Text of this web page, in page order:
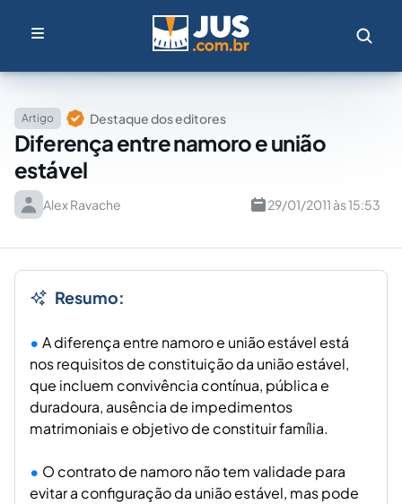
Artigo Destaque dos editores
Diferença entre namoro e união
estável
Alex Ravache 29/01/2011 às 15:53
Resumo:
A diferença entre namoro e união estável está
nos requisitos de constituição da união estável,
que incluem convivência contínua, pública e
duradoura, ausência de impedimentos
matrimoniais e objetivo de constituir família.
O contrato de namoro não tem validade para
evitar a configuração da união estável, mas pode